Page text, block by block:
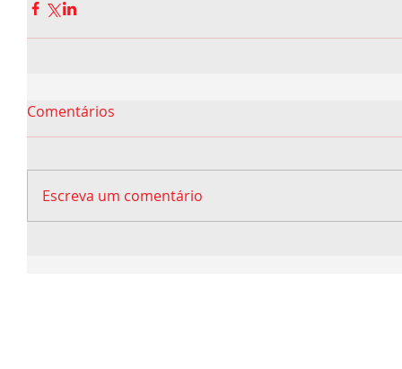
Comentários
Escreva um comentário